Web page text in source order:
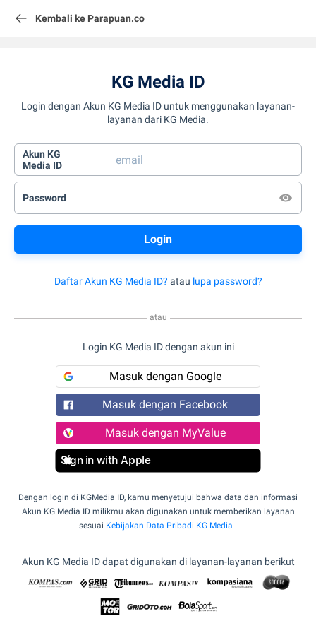
Kembali ke Parapuan.co
KG Media ID
Login dengan Akun KG Media ID untuk menggunakan layanan-
layanan dari KG Media.
Akun KG
Media ID
Password
Daftar Akun KG Media ID? atau lupa password?
atau
Login KG Media ID dengan akun ini
Masuk dengan Google
Masuk dengan Facebook
Masuk dengan MyValue
Sign in with Apple
Dengan login di KGMedia ID, kamu menyetujui bahwa data dan informasi
Akun KG Media ID milikmu akan digunakan untuk memberikan layanan
sesuai Kebijakan Data Pribadi KG Media .
Akun KG Media ID dapat digunakan di layanan-layanan berikut